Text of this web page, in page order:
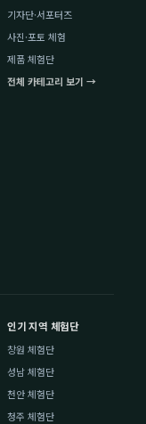
기자단·서포터즈
사진·포토 체험
제품 체험단
전체 카테고리 보기 →
인기 지역 체험단
창원 체험단
성남 체험단
천안 체험단
청주 체험단